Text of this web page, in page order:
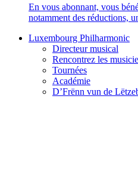
En vous abonnant, vous
notamment des réductions,
Luxembourg Philharmonic
Directeur musical
Rencontrez les
Tournées
Académie
D’Frënn vun de